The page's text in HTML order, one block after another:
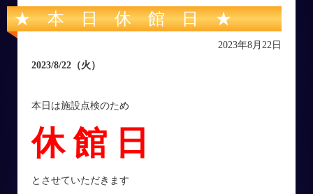
★ 本 日 休 館 日 ★
2023年8月22日
2023/8/22 （火 ）
本日は施設点検のため
休 館 日
とさせていただきます